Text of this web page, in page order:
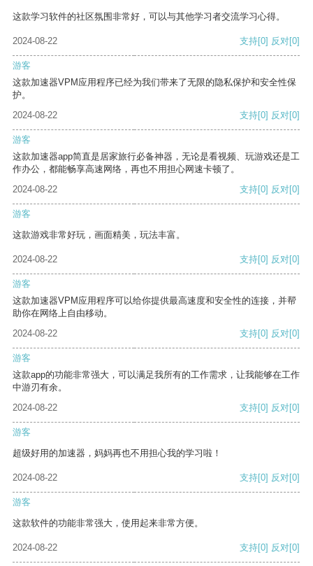
这款学习软件的社区氛围非常好，可以与其他学习者交流学习心得。
2024-08-22 支持[0] 反对[0]
游客
这款加速器VPM应用程序已经为我们带来了无限的隐私保护和安全性保
护。
2024-08-22
支持[0] 反对[0]
游客
这款加速器app简直是居家旅行必备神器，无论是看视频、玩游戏还是工
作办公，都能畅享高速网络，再也不用担心网速卡顿了。
2024-08-22
支持[0] 反对[0]
游客
这款游戏非常好玩，画面精美，玩法丰富。
2024-08-22 支持[0] 反对[0]
游客
这款加速器VPM应用程序可以给你提供最高速度和安全性的连接，并帮
助你在网络上自由移动。
2024-08-22
支持[0] 反对[0]
游客
这款app的功能非常强大，可以满足我所有的工作需求，让我能够在工作
中游刃有余。
2024-08-22
支持[0] 反对[0]
游客
超级好用的加速器，妈妈再也不用担心我的学习啦！
2024-08-22 支持[0] 反对[0]
游客
这款软件的功能非常强大，使用起来非常方便。
2024-08-22 支持[0] 反对[0]